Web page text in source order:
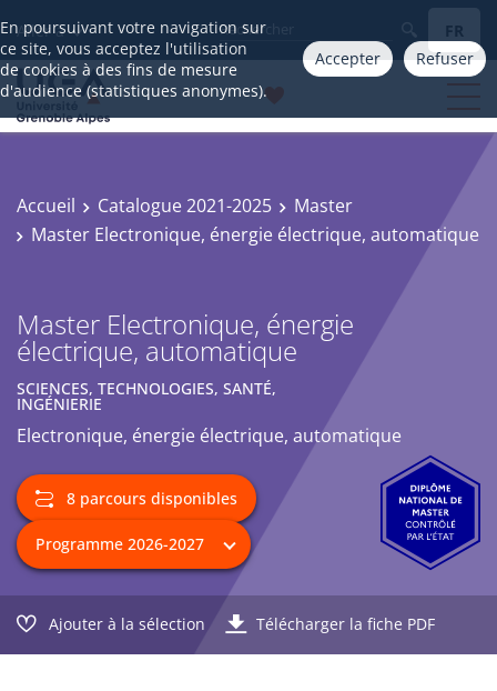
En poursuivant votre navigation sur
ce site, vous acceptez l'utilisation
de cookies à des fins de mesure
d'audience (statistiques anonymes).
Accepter Refuser
Aller à FR
Accueil Catalogue 2021-2025
Master
Master Electronique, énergie électrique, automatique
Master Electronique, énergie
électrique, automatique
SCIENCES, TECHNOLOGIES, SANTÉ,
INGÉNIERIE
Electronique, énergie électrique, automatique
8 parcours disponibles
Ajouter à la sélection Télécharger la fiche PDF